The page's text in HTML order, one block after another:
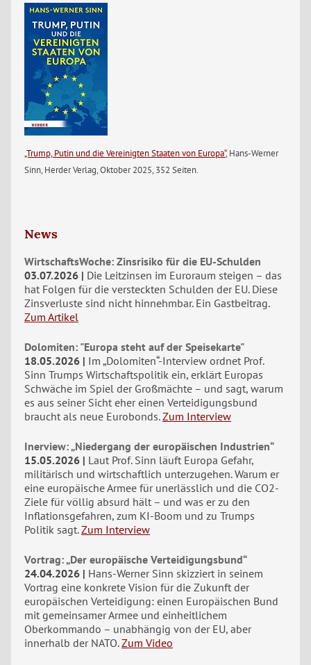
„Trump, Putin und die Vereinigten Staaten von Europa“, Hans-Werner
Sinn, Herder Verlag, Oktober 2025, 352 Seiten.
News
WirtschaftsWoche: Zinsrisiko für die EU-Schulden
03.07.2026
Die Leitzinsen im Euroraum steigen – das
hat Folgen für die versteckten Schulden der EU. Diese
Zinsverluste sind nicht hinnehmbar. Ein Gastbeitrag.
Zum Artikel
Dolomiten: "Europa steht auf der Speisekarte"
18.05.2026
Im „Dolomiten“-Interview ordnet Prof.
Sinn Trumps Wirtschaftspolitik ein, erklärt Europas
Schwäche im Spiel der Großmächte – und sagt, warum
es aus seiner Sicht eher einen Verteidigungsbund
braucht als neue Eurobonds. Zum Interview
Inerview: „Niedergang der europäischen Industrien“
15.05.2026
Laut Prof. Sinn läuft Europa Gefahr,
militärisch und wirtschaftlich unterzugehen. Warum er
eine europäische Armee für unerlässlich und die CO2-
Ziele für völlig absurd hält – und was er zu den
Inflationsgefahren, zum KI-Boom und zu Trumps
Politik sagt. Zum Interview
Vortrag: „Der europäische Verteidigungsbund“
24.04.2026
Hans-Werner Sinn skizziert in seinem
Vortrag eine konkrete Vision für die Zukunft der
europäischen Verteidigung: einen Europäischen Bund
mit gemeinsamer Armee und einheitlichem
Oberkommando – unabhängig von der EU, aber
innerhalb der NATO. Zum Video